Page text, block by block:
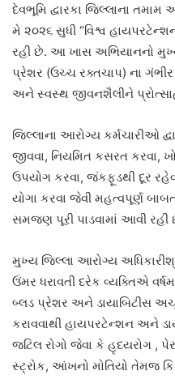
દેવભૂમિ દ્વારકા જિલ્લાના
મે ૨૦૨૬ સુધી “વિશ્વ
રહી છે. આ ખાસ અભિયાનનો
પ્રેશર (ઉચ્ચ રક્તચાપ) ના ગંભીર
અને સ્વસ્થ જીવનશૈલીને
જિલ્લાના આરોગ્ય કર્મચારીઓ
જીવવા, નિયમિત કસરત કરવા,
ઉપયોગ કરવા, જંકફૂડથી દૂર
યોગા કરવા જેવી મહત્વપૂર્ણ
સમજણ પૂરી પાડવામાં આવી રહી
મુખ્ય જિલ્લા આરોગ્ય
ઉંમર ધરાવતી દરેક વ્યક્તિએ
બ્લડ પ્રેશર અને ડાયાબિટીસ
કરાવવાથી હાયપરટેન્શન અને
જટિલ રોગો જેવા કે હૃદયરોગ ,
સ્ટ્રોક, આંખનો મોતિયો તેમજ